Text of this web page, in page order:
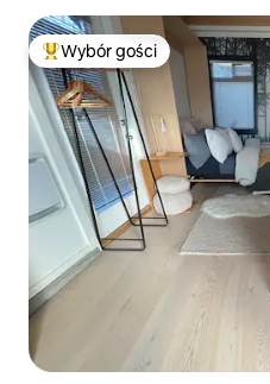
Najpopularniejsze z kategorii
Wybór gości